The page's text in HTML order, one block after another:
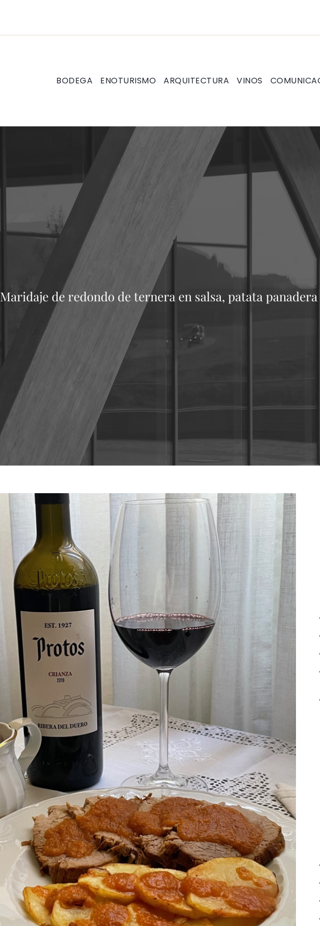
BODEGA ENOTURISMO ARQUITECTURA VINOS
Maridaje de redondo de ternera en salsa, patata